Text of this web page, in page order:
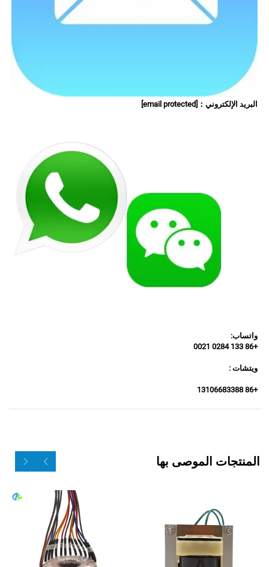
البريد الإلكتروني：
واتساب:
+86 133 0284 0021
ويتشات :
+86 13106683388
المنتجات الموصى بها